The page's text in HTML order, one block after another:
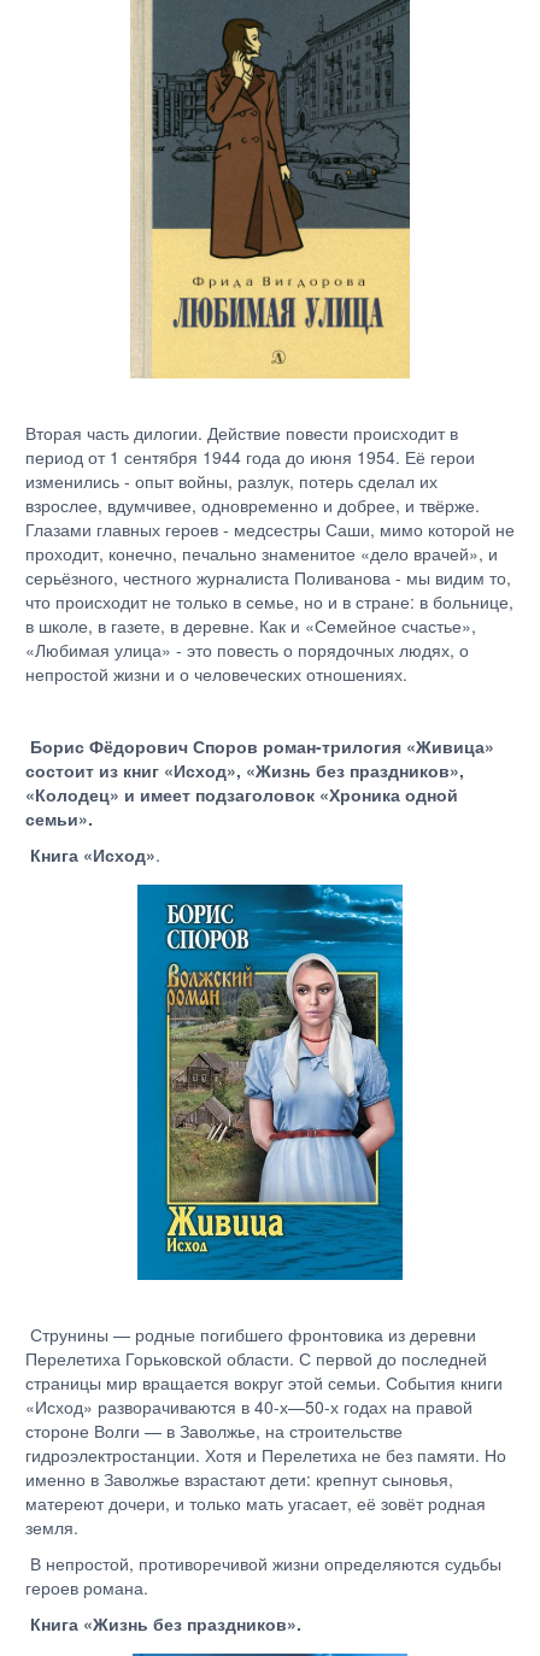
Вторая часть дилогии. Действие повести происходит в
период от 1 сентября 1944 года до июня 1954. Её герои
изменились - опыт войны, разлук, потерь сделал их
взрослее, вдумчивее, одновременно и добрее, и твёрже.
Глазами главных героев - медсестры Саши, мимо которой не
проходит, конечно, печально знаменитое «дело врачей», и
серьёзного, честного журналиста Поливанова - мы видим то,
что происходит не только в семье, но и в стране: в больнице,
в школе, в газете, в деревне. Как и «Семейное счастье»,
«Любимая улица» - это повесть о порядочных людях, о
непростой жизни и о человеческих отношениях.
Борис Фёдорович Споров роман-трилогия «Живица»
состоит из книг «Исход», «Жизнь без праздников»,
«Колодец» и имеет подзаголовок «Хроника одной
семьи».
Книга «Исход».
Струнины — родные погибшего фронтовика из деревни
Перелетиха Горьковской области. С первой до последней
страницы мир вращается вокруг этой семьи. События книги
«Исход» разворачиваются в 40-х—50-х годах на правой
стороне Волги — в Заволжье, на строительстве
гидроэлектростанции. Хотя и Перелетиха не без памяти. Но
именно в Заволжье взрастают дети: крепнут сыновья,
матереют дочери, и только мать угасает, её зовёт родная
земля.
В непростой, противоречивой жизни определяются судьбы
героев романа.
Книга «Жизнь без праздников».